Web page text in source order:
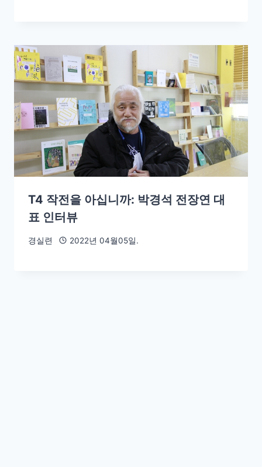
T4 작전을 아십니까: 박경석 전장연 대
표 인터뷰
경실련 2022년 04월05일.